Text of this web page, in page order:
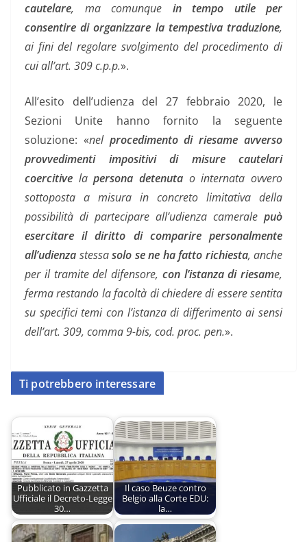
cautelare, ma comunque in tempo utile per
consentire di organizzare la tempestiva traduzione,
ai fini del regolare svolgimento del procedimento di
cui all’art. 309 c.p.p.».
All’esito dell’udienza del 27 febbraio 2020, le
Sezioni Unite hanno fornito la seguente
soluzione: «nel procedimento di riesame avverso
provvedimenti impositivi di misure cautelari
coercitive lapersona detenuta o internata ovvero
sottoposta a misura in concreto limitativa della
possibilità di partecipare all’udienza camerale può
esercitare il diritto di comparire personalmente
all’udienza stessasolo se ne ha fatto richiesta, anche
per il tramite del difensore, con l’istanza di riesame,
ferma restando la facoltà di chiedere di essere sentita
su specifici temi con l’istanza di differimento ai sensi
dell’art. 309, comma 9-bis, cod. proc. pen.».
Ti potrebbero interessare
Pubblicato in Gazzetta
Ufficiale il Decreto-Legge
30…
Il caso Beuze contro
Belgio alla Corte EDU:
la…